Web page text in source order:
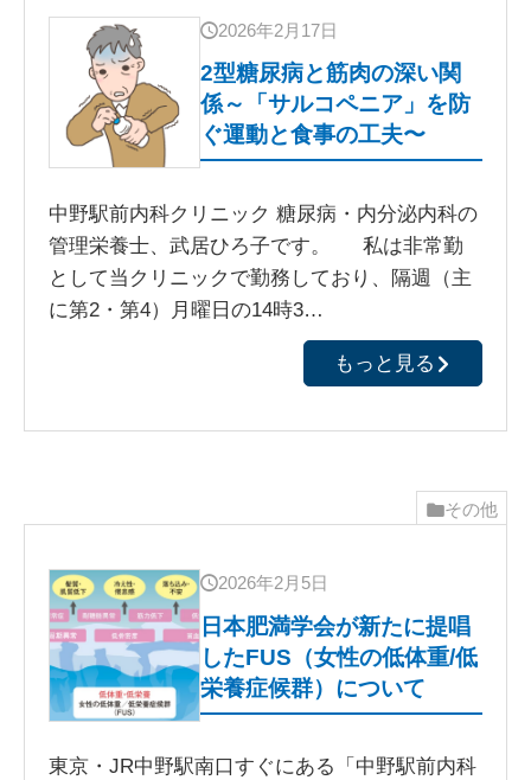
2026年2月17日
2型糖尿病と筋肉の深い関
係～「サルコペニア」を防
ぐ運動と食事の工夫〜
中野駅前内科クリニック 糖尿病・内分泌内科の
管理栄養士、武居ひろ子です。 私は非常勤
として当クリニックで勤務しており、隔週（主
に第2・第4）月曜日の14時3…
もっと見る
その他
2026年2月5日
日本肥満学会が新たに提唱
したFUS（女性の低体重/低
栄養症候群）について
東京・JR中野駅南口すぐにある「中野駅前内科